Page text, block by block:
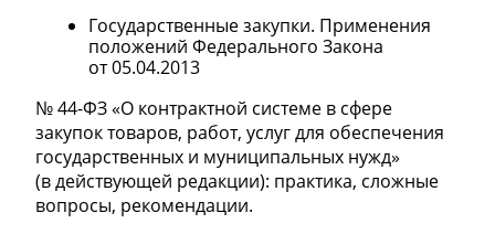
Государственные закупки. Применения
положений Федерального Закона
от 05.04.2013
№ 44-ФЗ «О контрактной системе в сфере
закупок товаров, работ, услуг для обеспечения
государственных и муниципальных нужд»
(в действующей редакции): практика, сложные
вопросы, рекомендации.